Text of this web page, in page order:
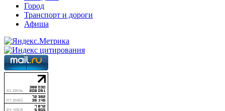
Город
Транспорт и дороги
Афиша